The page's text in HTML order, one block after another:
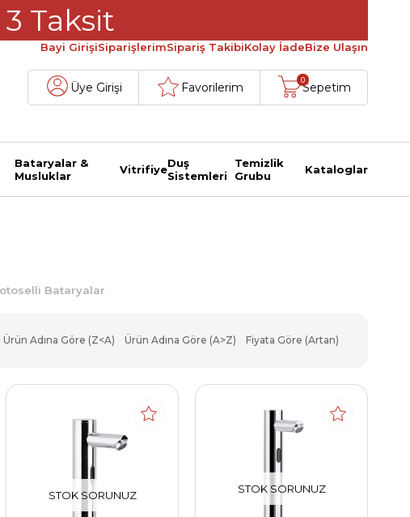
Taksit
Bayi GirişiSiparişlerimSipariş TakibiKolay İadeBize Ulaşın
Üye Girişi Favorilerim Sepetim
0
Bataryalar &
Musluklar
VitrifiyeDuş
Sistemleri
Temizlik
Grubu
Kataloglar
Bataryalar
Fiyata Göre (Artan)
Ürün Adına Göre (A>Z)
Ürün Adına Göre (Z<A)
STOK SORUNUZ STOK SORUNUZ